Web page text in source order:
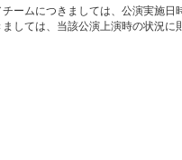
ームにつきましては、公演実施日
しては、当該公演上演時の状況に